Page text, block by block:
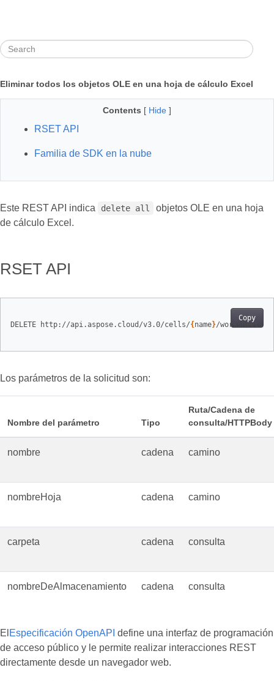
Eliminar todos los objetos OLE en una hoja de cálculo Excel
Contents [ Hide ]
RSET API
Familia de SDK en la nube
Este REST API indica delete all
objetos OLE en una hoja
de cálculo Excel.
RSET API
Copy
DELETE http://api.aspose.cloud/v3.0/cells/{ name}/worksheets/
Los parámetros de la solicitud son:
Nombre del parámetro Tipo
Ruta/Cadena de
consulta/HTTPBody
nombre cadena camino
nombreHoja cadena camino
carpeta cadena consulta
nombreDeAlmacenamiento cadena consulta
El Especificación OpenAPI define una interfaz de programación
de acceso público y le permite realizar interacciones REST
directamente desde un navegador web.